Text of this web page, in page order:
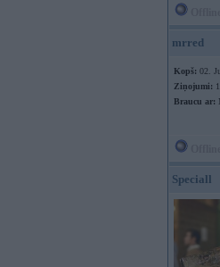
mrred
Kopš: 02.
Ziņojumi:
Braucu ar:
Speciall